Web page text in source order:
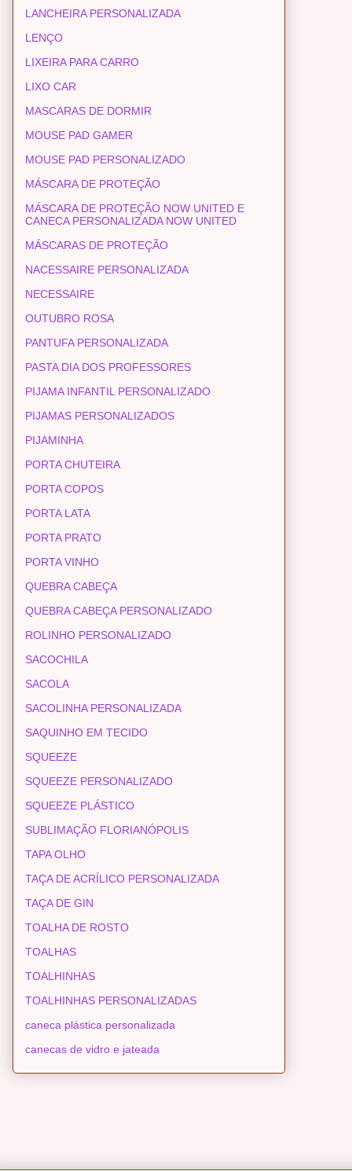
LANCHEIRA PERSONALIZADA
LENÇO
LIXEIRA PARA CARRO
LIXO CAR
MASCARAS DE DORMIR
MOUSE PAD GAMER
MOUSE PAD PERSONALIZADO
MÁSCARA DE PROTEÇÃO
MÁSCARA DE PROTEÇÃO NOW UNITED E
CANECA PERSONALIZADA NOW UNITED
MÁSCARAS DE PROTEÇÃO
NACESSAIRE PERSONALIZADA
NECESSAIRE
OUTUBRO ROSA
PANTUFA PERSONALIZADA
PASTA DIA DOS PROFESSORES
PIJAMA INFANTIL PERSONALIZADO
PIJAMAS PERSONALIZADOS
PIJAMINHA
PORTA CHUTEIRA
PORTA COPOS
PORTA LATA
PORTA PRATO
PORTA VINHO
QUEBRA CABEÇA
QUEBRA CABEÇA PERSONALIZADO
ROLINHO PERSONALIZADO
SACOCHILA
SACOLA
SACOLINHA PERSONALIZADA
SAQUINHO EM TECIDO
SQUEEZE
SQUEEZE PERSONALIZADO
SQUEEZE PLÁSTICO
SUBLIMAÇÃO FLORIANÓPOLIS
TAPA OLHO
TAÇA DE ACRÍLICO PERSONALIZADA
TAÇA DE GIN
TOALHA DE ROSTO
TOALHAS
TOALHINHAS
TOALHINHAS PERSONALIZADAS
caneca plástica personalizada
canecas de vidro e jateada